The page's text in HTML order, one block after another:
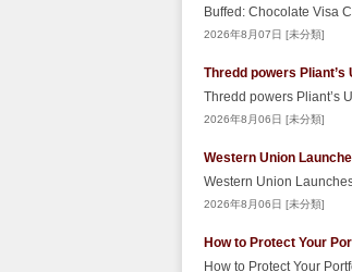
Buffed: Chocolate Visa
2026年8月07日 [未分類]
Thredd powers Pliant’s
Thredd powers Pliant’s
2026年8月06日 [未分類]
Western Union
Western Union
2026年8月06日 [未分類]
How to Protect Your
How to Protect Your